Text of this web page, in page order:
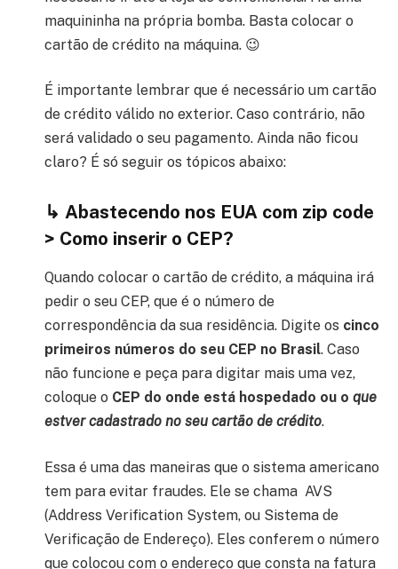
maquininha na própria bomba. Basta colocar o
cartão de crédito na máquina. 😉
É importante lembrar que é necessário um cartão
de crédito válido no exterior. Caso contrário, não
será validado o seu pagamento. Ainda não ficou
claro? É só seguir os tópicos abaixo:
↳ Abastecendo nos EUA com zip code
> Como inserir o CEP?
Quando colocar o cartão de crédito, a máquina irá
pedir o seu CEP, que é o número de
correspondência da sua residência. Digite os cinco
primeiros números do seu CEP no Brasil. Caso
não funcione e peça para digitar mais uma vez,
coloque o CEP do onde está hospedado ou o que
estver cadastrado no seu cartão de crédito.
Essa é uma das maneiras que o sistema americano
tem para evitar fraudes. Ele se chama AVS
(Address Verification System, ou Sistema de
Verificação de Endereço). Eles conferem o número
que colocou com o endereço que consta na fatura